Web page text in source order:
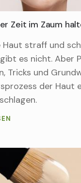
Zeit im Zaum
straff und
es nicht. Aber
Tricks und
der Haut